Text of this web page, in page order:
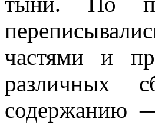
частями и
различных
содержанию